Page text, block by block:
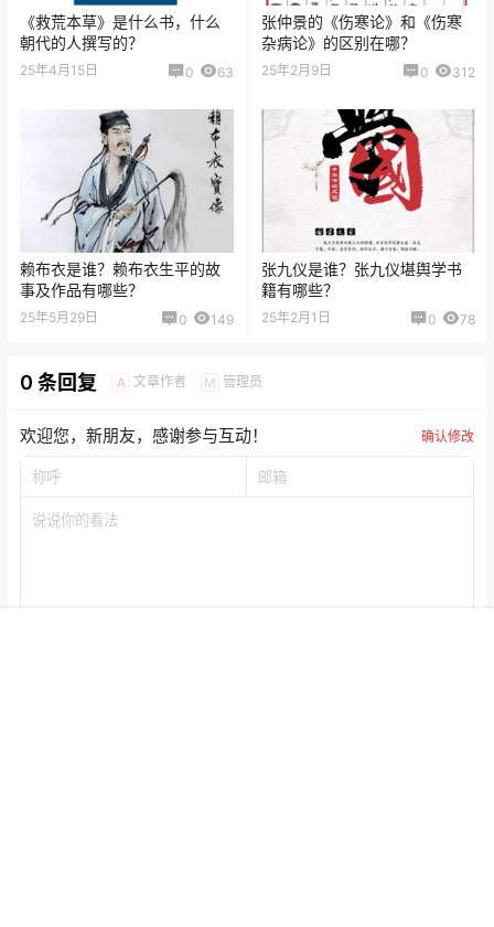
《救荒本草》是什么书，什么
朝代的人撰写的？
25年4月15日 0 63
张仲景的《伤寒论》和《伤寒
杂病论》的区别在哪？
25年2月9日 0 312
赖布衣是谁？赖布衣生平的故
事及作品有哪些？
25年5月29日 0 149
张九仪是谁？张九仪堪舆学书
籍有哪些？
25年2月1日 0 78
0 条回复 A 文章作者 M 管理员
欢迎您，新朋友，感谢参与互动！ 确认修改